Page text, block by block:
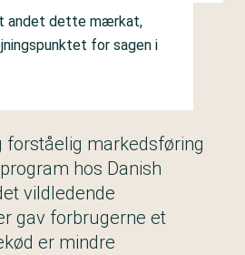
andet dette mærkat,
for sagen i
forståelig markedsføring
hos Danish
vildledende
gav forbrugerne et
er mindre